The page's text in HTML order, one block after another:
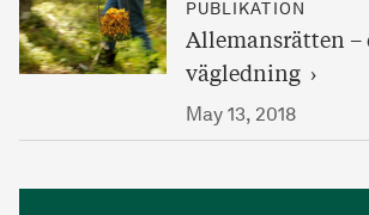
PUBLIKATION
Allemansrätten –
vägledning
May 13, 2018